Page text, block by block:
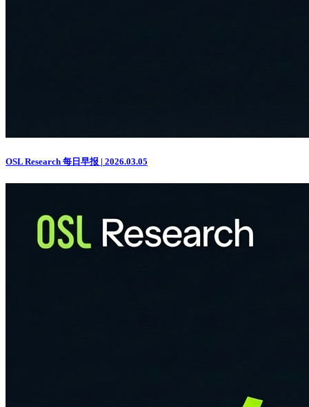
OSL Research 每日早报 | 2026.03.05